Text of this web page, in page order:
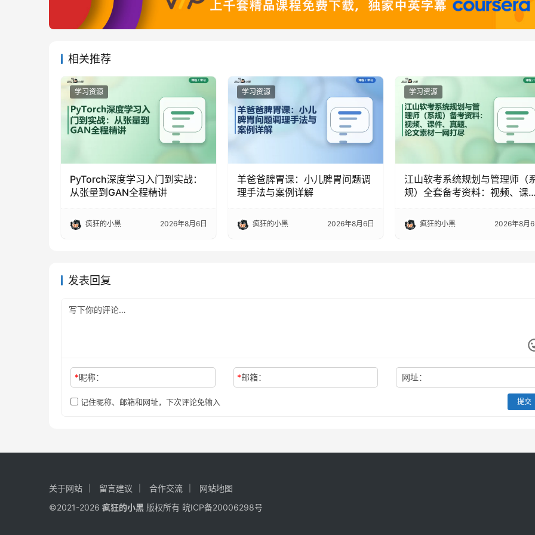
相关推荐
学习资源
PyTorch深度学习入门到实战：
从张量到GAN全程精讲
疯狂的小黑 2026年8月6日
学习资源
羊爸爸脾胃课：小儿脾胃问题调
理手法与案例详解
疯狂的小黑 2026年8月6日
学习资源
江山软考系统规划与管理师（
规）全套备考资料：视频、课
疯狂的小黑 2026年8月
发表回复
*昵称： *邮箱： 网址：
记住昵称、邮箱和网址，下次评论免输入 提交
关于网站 留言建议 合作交流
网站地图
©2021-2026 疯狂的小黑 版权所有 皖ICP备20006298号